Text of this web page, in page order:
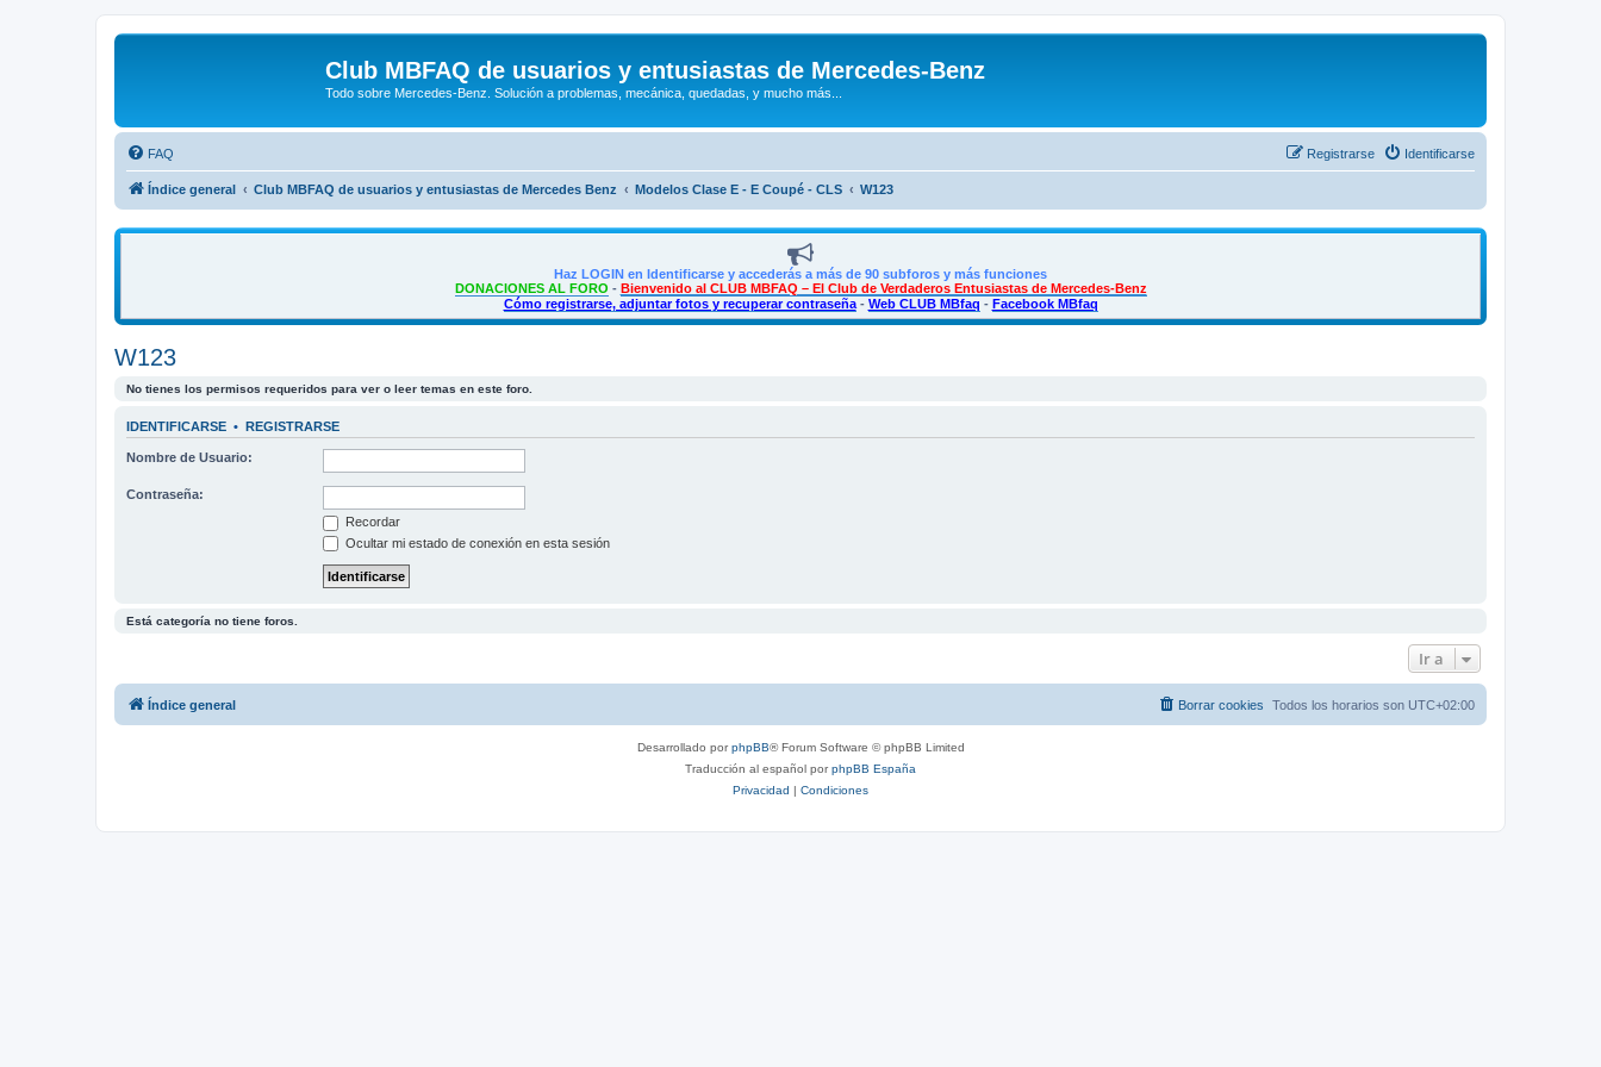
Club MBFAQ de usuarios y entusiastas de Mercedes-Benz
Todo sobre Mercedes-Benz. Solución a problemas, mecánica, quedadas, y mucho más...
FAQ Identificarse
Registrarse
Índice general Club MBFAQ de usuarios y entusiastas de Mercedes Benz Modelos Clase E - E Coupé - CLS W123
Haz LOGIN en Identificarse y accederás a más de 90 subforos y más funciones
DONACIONES AL FORO - Bienvenido al CLUB MBFAQ – El Club de Verdaderos Entusiastas de Mercedes-Benz
Cómo registrarse, adjuntar fotos y recuperar contraseña- Web CLUB MBfaq - Facebook MBfaq
W123
No tienes los permisos requeridos para ver o leer temas en este foro.
IDENTIFICARSE • REGISTRARSE
Nombre de Usuario:
Contraseña:
Recordar
Ocultar mi estado de conexión en esta sesión
Está categoría no tiene foros.
Ir a
Índice general Todos los horarios son UTC+02:00
Borrar cookies
Desarrollado porphpBB® Forum Software © phpBB Limited
Traducción al español porphpBB España
Privacidad | Condiciones